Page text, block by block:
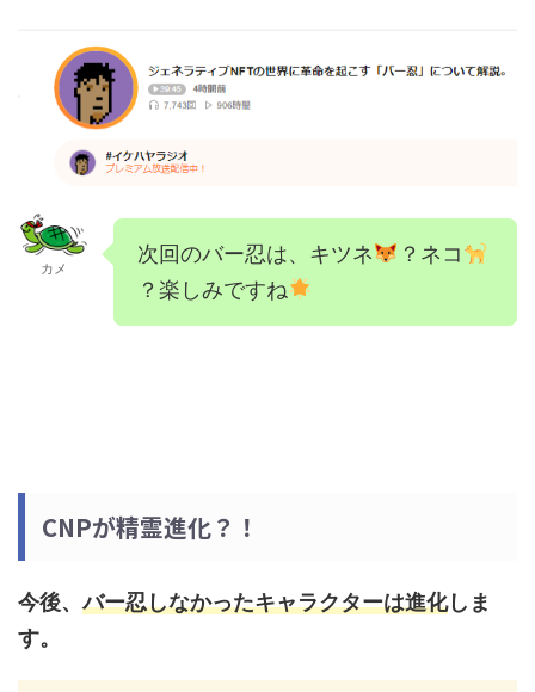
カメ
次回のバー忍は、キツネ
？ネコ
？楽しみですね
CNPが精霊進化？！
今後、バー忍しなかったキャラクターは進化しま
す。